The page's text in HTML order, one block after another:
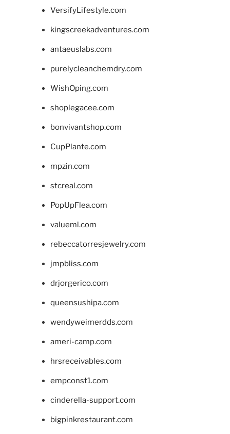
VersifyLifestyle.com
kingscreekadventures.com
antaeuslabs.com
purelycleanchemdry.com
WishOping.com
shoplegacee.com
bonvivantshop.com
CupPlante.com
mpzin.com
stcreal.com
PopUpFlea.com
valueml.com
rebeccatorresjewelry.com
jmpbliss.com
drjorgerico.com
queensushipa.com
wendyweimerdds.com
ameri-camp.com
hrsreceivables.com
empconst1.com
cinderella-support.com
bigpinkrestaurant.com